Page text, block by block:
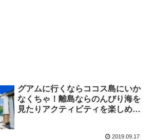
グアムに行くならココス島にいか
なくちゃ！離島ならのんびり海を
見たりアクティビティを楽しめ
2019.09.17